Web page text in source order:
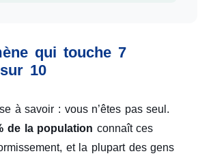
qui touche 7
10
à savoir : vous n’êtes pas seul.
de la population connaît ces
et la plupart des gens